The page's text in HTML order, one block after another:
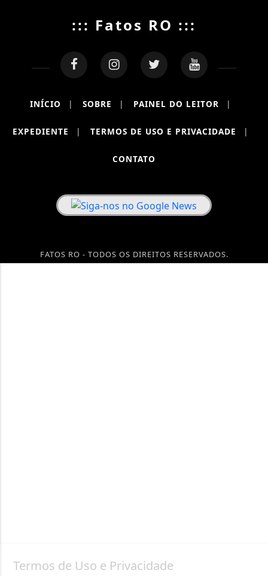
::: Fatos RO :::
INÍCIO | SOBRE | PAINEL DO LEITOR |
EXPEDIENTE | TERMOS DE USO E PRIVACIDADE |
CONTATO
FATOS RO - TODOS OS DIREITOS RESERVADOS.
Termos de Uso e Privacidade